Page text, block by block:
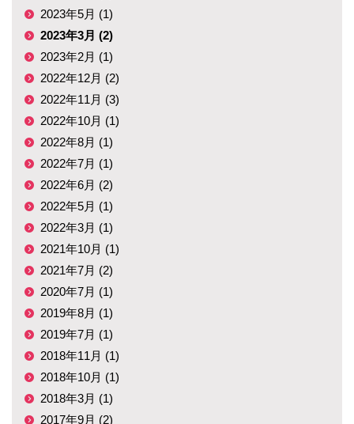
2023年5月 (1)
2023年3月 (2)
2023年2月 (1)
2022年12月 (2)
2022年11月 (3)
2022年10月 (1)
2022年8月 (1)
2022年7月 (1)
2022年6月 (2)
2022年5月 (1)
2022年3月 (1)
2021年10月 (1)
2021年7月 (2)
2020年7月 (1)
2019年8月 (1)
2019年7月 (1)
2018年11月 (1)
2018年10月 (1)
2018年3月 (1)
2017年9月 (2)